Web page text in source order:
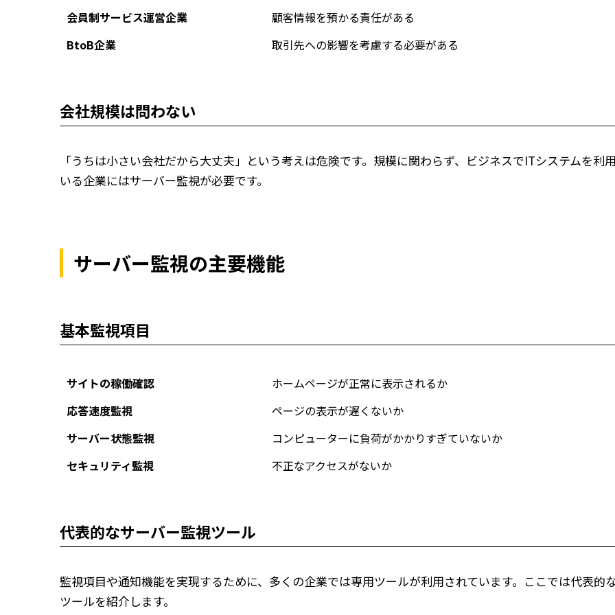
会員制サービス運営企業
顧客情報を預かる責任がある
BtoB企業
取引先への影響を考慮する必要がある
会社規模は問わない
「うちは小さい会社だから大丈夫」という考えは危険です。規模に関わらず、ビジネスでITシステムを利
いる企業にはサーバー監視が必要です。
サーバー監視の主要機能
基本監視項目
サイトの稼働確認
ホームページが正常に表示されるか
応答速度監視
ページの表示が遅くないか
サーバー状態監視
コンピューターに負荷がかかりすぎていないか
セキュリティ監視
不正なアクセスがないか
代表的なサーバー監視ツール
監視項目や通知機能を実現するために、多くの企業では専用ツールが利用されています。ここでは代表的
ツールを紹介します。